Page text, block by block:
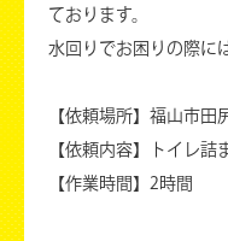
ております。
水回りでお困りの際に
【依頼場所】福山市田
【依頼内容】トイレ詰
【作業時間】2時間